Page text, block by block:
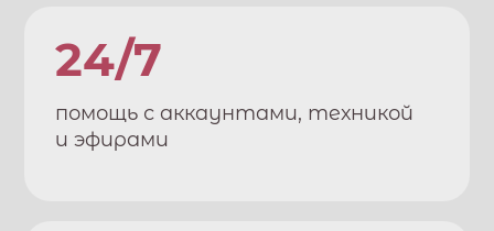
24/7
помощь с аккаунтами, техникой
и эфирами